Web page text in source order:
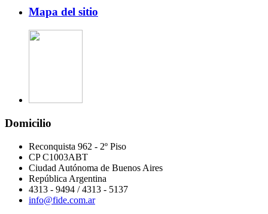
Mapa del sitio
Domicilio
Reconquista 962 - 2º Piso
CP C1003ABT
Ciudad Autónoma de Buenos Aires
República Argentina
4313 - 9494 / 4313 - 5137
info@fide.com.ar